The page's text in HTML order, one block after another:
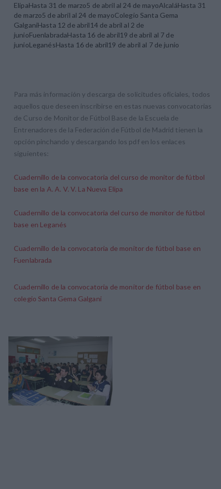
ElipaHasta 31 de marzo5 de abril al 24 de mayoAlcaláHasta 31
de marzo5 de abril al 24 de mayoColegio Santa Gema
GalganiHasta 12 de abril14 de abril al 2 de
junioFuenlabradaHasta 16 de abril19 de abril al 7 de
junioLeganésHasta 16 de abril19 de abril al 7 de junio
Para más información y descarga de solicitudes oficiales, todos
aquellos que deseen inscribirse en estas nuevas convocatorias
de Curso de Monitor de Fútbol Base de la Escuela de
Entrenadores de la Federación de Fútbol de Madrid tienen la
opción pinchando y descargando los pdf en los enlaces
siguientes:
Cuadernillo de la convocatoria del curso de monitor de fútbol
base en la A. A. V. V. La Nueva Elipa
Cuadernillo de la convocatoria del curso de monitor de fútbol
base en Leganés
Cuadernillo de la convocatoria de monitor de fútbol base en
Fuenlabrada
Cuadernillo de la convocatoria de monitor de fútbol base en
colegio Santa Gema Galgani